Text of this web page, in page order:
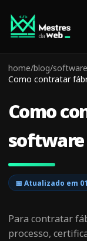
home/blog/
Como contratar
Como
software
📅 Atualizado em
Para contratar
processo,